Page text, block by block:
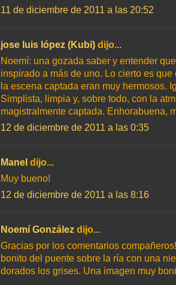
11 de diciembre de 2011 a las 20:52
jose luis lópez (Kubi) dijo...
Noemí: una gozada saber y entender
inspirado a más de uno. Lo cierto es
la escena captada eran muy hermosos.
Simplista, limpia y, sobre todo, con la
magistralmente captada. Enhorabuena,
12 de diciembre de 2011 a las 0:35
Manel dijo...
Muy bueno!
12 de diciembre de 2011 a las 8:16
Noemí González dijo...
Gracias por los comentarios
bonito del puente sobre la ría con una
dorados los grises. Una imagen muy